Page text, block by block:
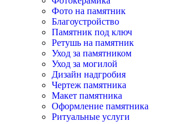
Фото на памятник
Благоустройство
Памятник под ключ
Ретушь на памятник
Уход за памятником
Уход за могилой
Дизайн надгробия
Чертеж памятника
Макет памятника
Оформление памятника
Ритуальные услуги